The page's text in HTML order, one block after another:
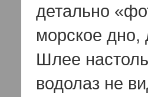
детально
морское дно,
Шлее
водолаз не